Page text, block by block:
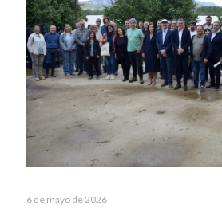
6 de mayo de 2026